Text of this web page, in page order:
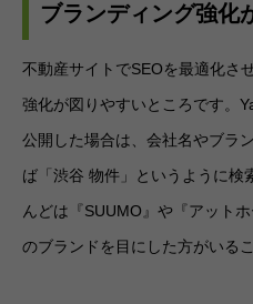
ブランディング強化
不動産サイトでSEOを最適化さ
強化が図りやすいところです。
公開した場合は、会社名やブラ
ば「渋谷 物件」というように検
んどは『SUUMO』や『アット
のブランドを目にした方がいる